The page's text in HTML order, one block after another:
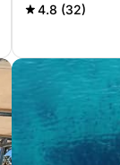
4.8 (32)